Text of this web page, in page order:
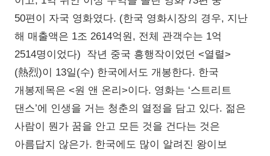
50편이 자국 영화였다. (한국 영화시장의 경우, 지난
해 매출액은 1조 2614억원, 전체 관객수는 1억
2514명이었다) 작년 중국 흥행작이었던 <열렬>
(熱烈)이 13일(수) 한국에서도 개봉한다. 한국
개봉제목은 <원 앤 온리>이다. 영화는 ‘스트리트
댄스’에 인생을 거는 청춘의 열정을 담고 있다. 젊은
사람이 뭔가 꿈을 안고 모든 것을 건다는 것은
아름답지 않은가. 한국에도 많이 알려진 왕이보